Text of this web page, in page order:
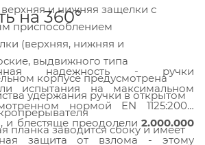
и нижняя защелки с
приспособлением
(верхняя, нижняя и
выдвижного типа
корпусе предусмотрена
удержания ручки в открытом
планка заводится сбоку и имеет
на 360°
надежность - ручки
испытания на максимальном
нормой EN 1125:2008
и блестяще преодолели 2.000.000
защита от взлома - этому